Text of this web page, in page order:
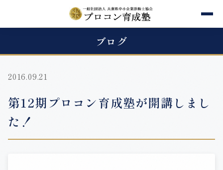
ブログ
2016.09.21
第12期プロコン育成塾が開講しまし
た！